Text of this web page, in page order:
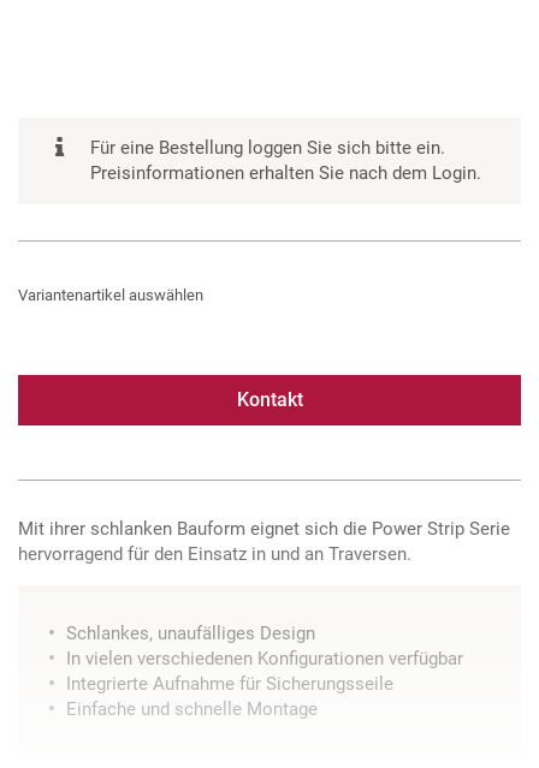
Für eine Bestellung loggen Sie sich bitte ein.
Preisinformationen erhalten Sie nach dem Login.
Variantenartikel auswählen
Kontakt
Mit ihrer schlanken Bauform eignet sich die Power Strip Serie
hervorragend für den Einsatz in und an Traversen.
Schlankes, unaufälliges Design
In vielen verschiedenen Konfigurationen verfügbar
Integrierte Aufnahme für Sicherungsseile
Einfache und schnelle Montage